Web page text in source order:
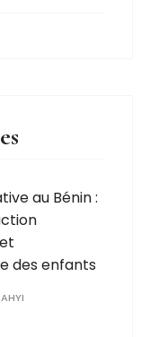
au Bénin :
des enfants